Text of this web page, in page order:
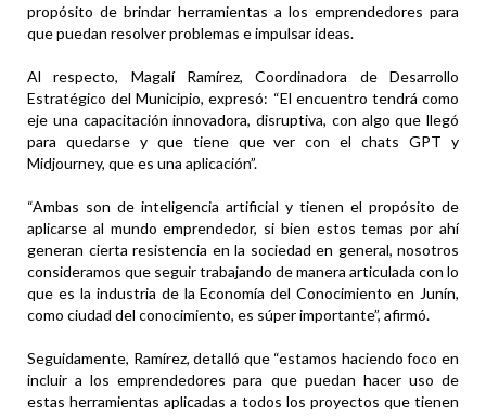
propósito de brindar herramientas a los emprendedores para
que puedan resolver problemas e impulsar ideas.
Al respecto, Magalí Ramírez, Coordinadora de Desarrollo
Estratégico del Municipio, expresó: “El encuentro tendrá como
eje una capacitación innovadora, disruptiva, con algo que llegó
para quedarse y que tiene que ver con el chats GPT y
Midjourney, que es una aplicación”.
“Ambas son de inteligencia artificial y tienen el propósito de
aplicarse al mundo emprendedor, si bien estos temas por ahí
generan cierta resistencia en la sociedad en general, nosotros
consideramos que seguir trabajando de manera articulada con lo
que es la industria de la Economía del Conocimiento en Junín,
como ciudad del conocimiento, es súper importante”, afirmó.
Seguidamente, Ramírez, detalló que “estamos haciendo foco en
incluir a los emprendedores para que puedan hacer uso de
estas herramientas aplicadas a todos los proyectos que tienen